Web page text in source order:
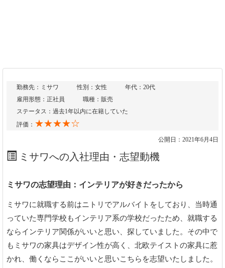
勤務先：ミサワ 性別：女性
年代：20代
雇用形態：正社員
職種：販売
ステータス：過去1年以内に在籍していた
評価： ★★★★☆
公開日：2021年6月4日
ミサワへの入社理由・志望動機
ミサワの志望理由：インテリアが好きだったから
ミサワに就職する前はニトリでアルバイトをしており、当時通
っていた専門学校もインテリア系の学校だったため、就職する
ならインテリア関係がいいと思い、探していました。その中で
もミサワの家具はデザイン性が高く、北欧テイストの家具に惹
かれ、働くならここがいいと思いこちらを志望いたしました。